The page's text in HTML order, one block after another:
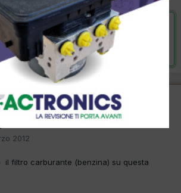
VAI ALLA SOLUZIONE
da badwork, 13 Febbraio 2013
2012
il filtro carburante (benzina) su questa